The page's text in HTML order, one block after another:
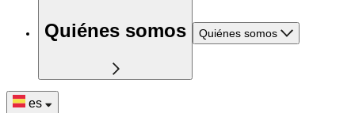
Quiénes somos Quiénes somos
es